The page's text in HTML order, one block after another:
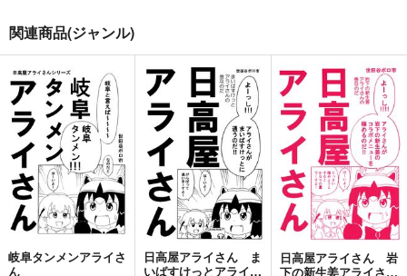
関連商品(ジャンル)
岐阜タンメンアライさ
ん
日高屋アライさん ま
いばすけっとアライさ
日高屋アライさん 岩
下の新生姜アライさん